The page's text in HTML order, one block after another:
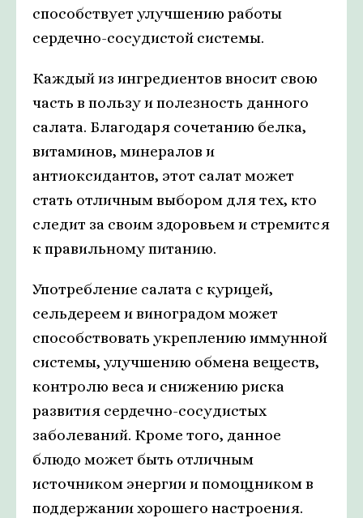
способствует улучшению работы
сердечно-сосудистой системы.
Каждый из ингредиентов вносит свою
часть в пользу и полезность данного
салата. Благодаря сочетанию белка,
витаминов, минералов и
антиоксидантов, этот салат может
стать отличным выбором для тех, кто
следит за своим здоровьем и стремится
к правильному питанию.
Употребление салата с курицей,
сельдереем и виноградом может
способствовать укреплению иммунной
системы, улучшению обмена веществ,
контролю веса и снижению риска
развития сердечно-сосудистых
заболеваний. Кроме того, данное
блюдо может быть отличным
источником энергии и помощником в
поддержании хорошего настроения.